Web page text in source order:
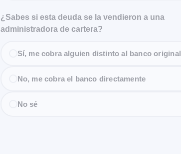
¿Sabes si esta deuda se la vendieron a una
administradora de cartera?
Sí, me cobra alguien distinto al banco original
No, me cobra el banco directamente
No sé